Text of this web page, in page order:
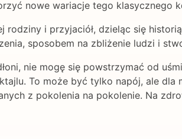
nowe wariacje tego klasycznego
rodziny i przyjaciół, dzieląc się
sposobem na zbliżenie ludzi i
nie mogę się powstrzymać od
To może być tylko napój, ale
z pokolenia na pokolenie. Na